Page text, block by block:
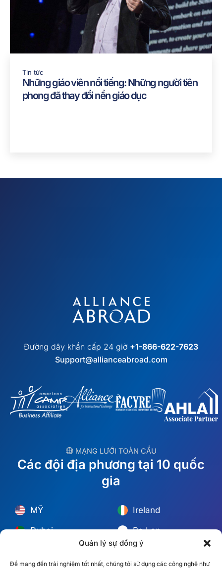
Quản lý sự đồng ý
Để mang đến trải nghiệm tốt nhất, chúng tôi sử dụng các công nghệ như
Tin tức
Những giáo viên nổi tiếng: Những người tiên
phong đã thay đổi nền giáo dục
Đường dây khẩn cấp 24 giờ +1-866-622-7623
Support@allianceabroad.com
︎ MẠNG LƯỚI TOÀN CẦU
Các đội địa phương tại 10 quốc
gia
MỸ
Dubai
Ireland
Ba Lan
Úc